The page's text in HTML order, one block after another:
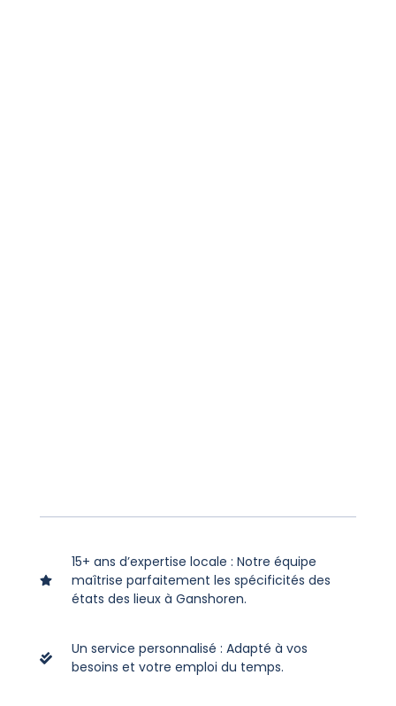
15+ ans d’expertise locale : Notre équipe
maîtrise parfaitement les spécificités des
états des lieux à Ganshoren.
Un service personnalisé : Adapté à vos
besoins et votre emploi du temps.